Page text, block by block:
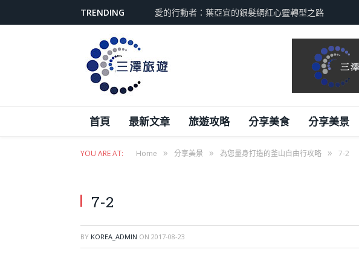
TRENDING 愛的行動者：葉亞宜的銀髮網紅心靈轉型之路
首頁 最新文章 旅遊攻略 分享美食 分享美景
YOU ARE AT: Home » 分享美景 » 為您量身打造的釜山自由行攻略 » 7-2
7-2
BY KOREA_ADMIN ON 2017-08-23